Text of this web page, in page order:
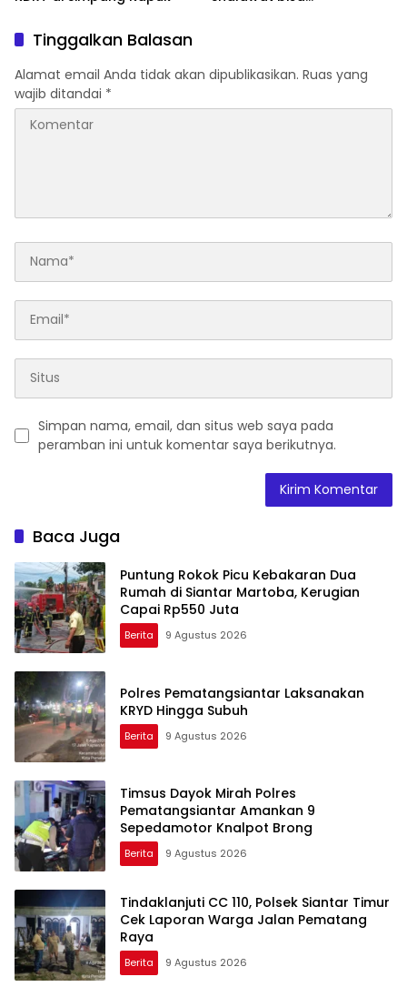
Tinggalkan Balasan
Alamat email Anda tidak akan dipublikasikan. Ruas yang
wajib ditandai *
Simpan nama, email, dan situs web saya pada
peramban ini untuk komentar saya berikutnya.
Baca Juga
Puntung Rokok Picu Kebakaran Dua
Rumah di Siantar Martoba, Kerugian
Capai Rp550 Juta
Berita 9 Agustus 2026
Polres Pematangsiantar Laksanakan
KRYD Hingga Subuh
Berita 9 Agustus 2026
Timsus Dayok Mirah Polres
Pematangsiantar Amankan 9
Sepedamotor Knalpot Brong
Berita 9 Agustus 2026
Tindaklanjuti CC 110, Polsek Siantar Timur
Cek Laporan Warga Jalan Pematang
Raya
Berita 9 Agustus 2026